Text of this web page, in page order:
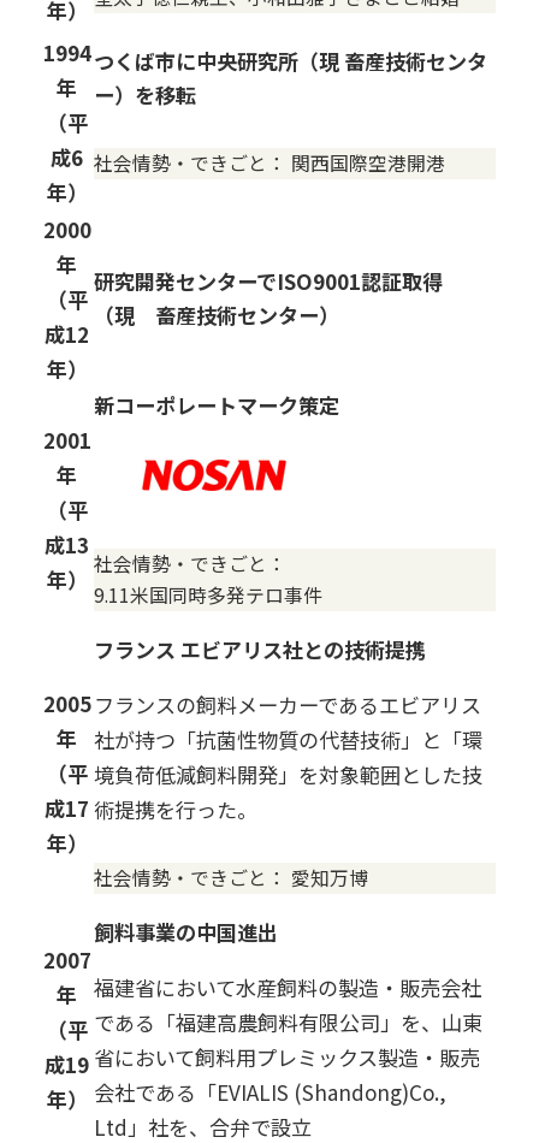
年）
1994
年
（平
成6
年）
つくば市に中央研究所（現 畜産技術センタ
ー）を移転
社会情勢・できごと： 関西国際空港開港
2000
年
（平
成12
年）
研究開発センターでISO9001認証取得
（現 畜産技術センター）
2001
年
（平
成13
年）
新コーポレートマーク策定
社会情勢・できごと：
9.11米国同時多発テロ事件
2005
年
（平
成17
年）
フランス エビアリス社との技術提携
フランスの飼料メーカーであるエビアリス
社が持つ「抗菌性物質の代替技術」と「環
境負荷低減飼料開発」を対象範囲とした技
術提携を行った。
社会情勢・できごと： 愛知万博
2007
年
（平
成19
年）
飼料事業の中国進出
福建省において水産飼料の製造・販売会社
である「福建高農飼料有限公司」を、山東
省において飼料用プレミックス製造・販売
会社である「EVIALIS (Shandong)Co.,
Ltd」社を、合弁で設立